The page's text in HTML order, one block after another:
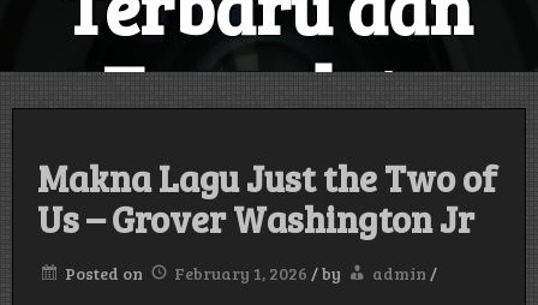
Terupdate
Makna Lagu Just the Two of
Us – Grover Washington Jr
Posted on February 1, 2026 /by admin /